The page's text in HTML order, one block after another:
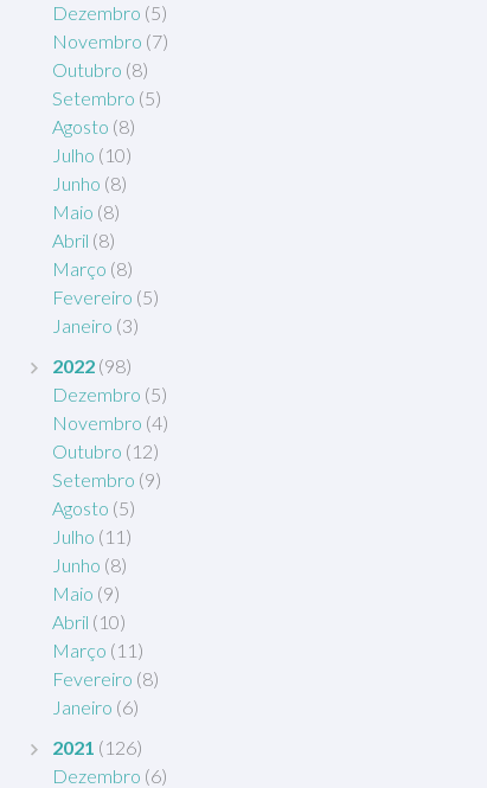
Dezembro (5)
Novembro (7)
Outubro (8)
Setembro (5)
Agosto (8)
Julho (10)
Junho (8)
Maio (8)
Abril (8)
Março (8)
Fevereiro (5)
Janeiro (3)
2022 (98)
Dezembro (5)
Novembro (4)
Outubro (12)
Setembro (9)
Agosto (5)
Julho (11)
Junho (8)
Maio (9)
Abril (10)
Março (11)
Fevereiro (8)
Janeiro (6)
2021 (126)
Dezembro (6)